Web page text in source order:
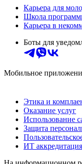
Карьера для
Школа
Карьера в
Боты для
Мобильное
Этика и
Оказание услуг
Использование
Защита
ИТ аккредитация